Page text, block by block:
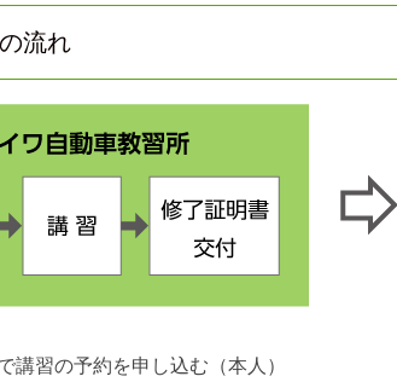
流れ
講習の予約を申し込む（本人）